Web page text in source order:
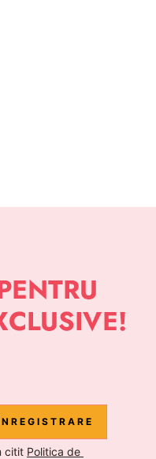
citit Politica de